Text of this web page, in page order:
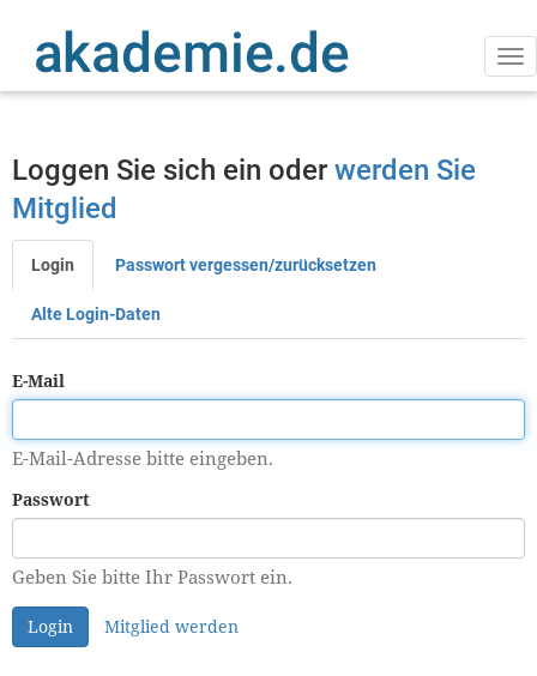
Inhalt
Loggen Sie sich ein oder werden Sie
Mitglied
Primäre
Reiter
Login Passwort vergessen/zurücksetzen
Alte Login-Daten
E-Mail
E-Mail-Adresse bitte eingeben.
Passwort
Geben Sie bitte Ihr Passwort ein.
Login Mitglied werden